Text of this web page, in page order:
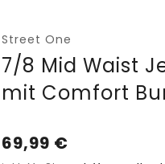
Street One
7/8 Mid Waist
mit Comfort
69,99 €